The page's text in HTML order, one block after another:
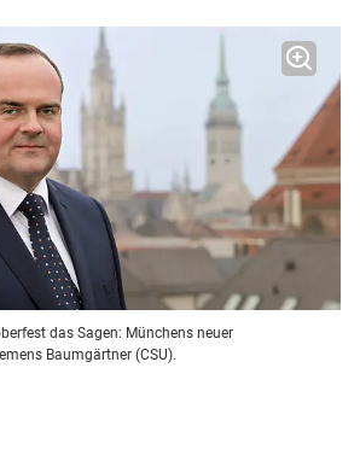
das Sagen: Münchens neuer
Baumgärtner (CSU).